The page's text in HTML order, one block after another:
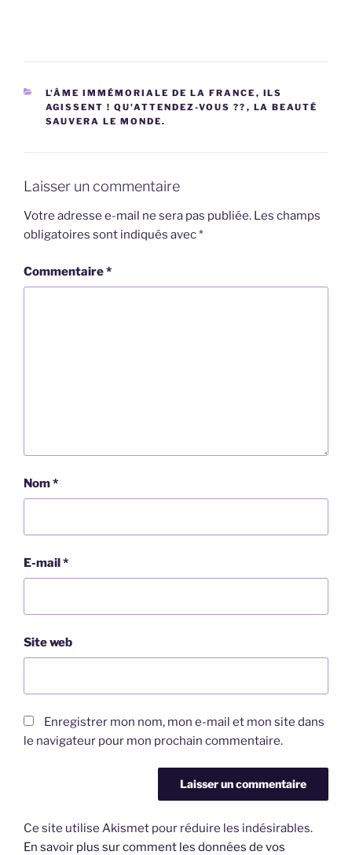
CATÉGORIES
L'ÂME IMMÉMORIALE DE LA FRANCE , ILS
AGISSENT ! QU'ATTENDEZ-VOUS ?? , LA BEAUTÉ
SAUVERA LE MONDE.
Laisser un commentaire
Votre adresse e-mail ne sera pas publiée. Les champs
obligatoires sont indiqués avec*
Commentaire*
Nom*
E-mail*
Site web
Enregistrer mon nom, mon e-mail et mon site dans
le navigateur pour mon prochain commentaire.
Ce site utilise Akismet pour réduire les indésirables.
En savoir plus sur comment les données de vos